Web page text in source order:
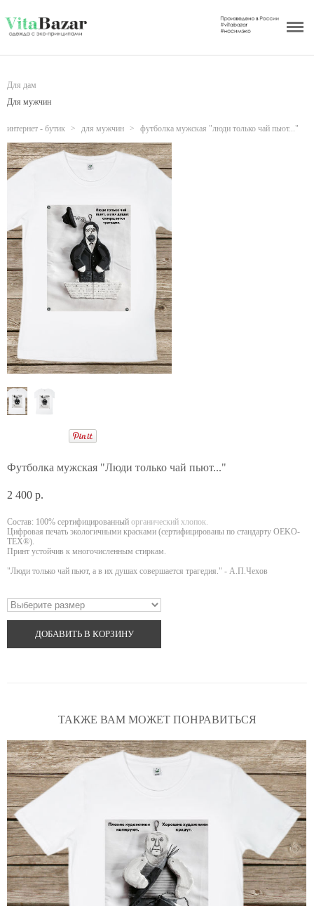
Главная
Интернет - бутик
О бренде
Доставка
Рекомендации по уходу
Сотрудничество
Отзывы
Блог
ENG
Корзина
Для дам
Для мужчин
интернет - бутик > для мужчин > футболка мужская "люди только чай пьют..."
Футболка мужская "Люди только чай пьют..."
2 400 p.
Состав: 100% сертифицированный органический хлопок.
Цифровая печать экологичными красками (сертифицированы по стандарту OEKO-
TEX®).
Принт устойчив к многочисленным стиркам.
"Люди только чай пьют, а в их душах совершается трагедия." - А.П.Чехов
ДОБАВИТЬ В КОРЗИНУ
ТАКЖЕ ВАМ МОЖЕТ ПОНРАВИТЬСЯ